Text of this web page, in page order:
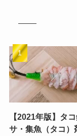
【2021年版】タ
サ・集魚（タコ）